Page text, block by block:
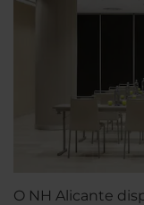
O NH Alicante